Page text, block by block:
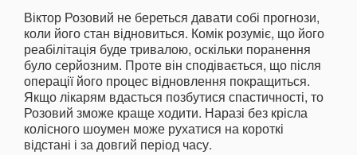
Віктор Розовий не береться давати собі прогнози,
коли його стан відновиться. Комік розуміє, що його
реабілітація буде тривалою, оскільки поранення
було серйозним. Проте він сподівається, що після
операції його процес відновлення покращиться.
Якщо лікарям вдасться позбутися спастичності, то
Розовий зможе краще ходити. Наразі без крісла
колісного шоумен може рухатися на короткі
відстані і за довгий період часу.